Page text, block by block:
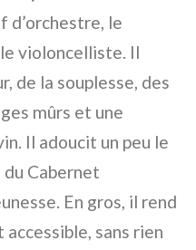
d’orchestre, le
violoncelliste. Il
de la souplesse, des
mûrs et une
Il adoucit un peu le
Cabernet
En gros, il rend
sans rien